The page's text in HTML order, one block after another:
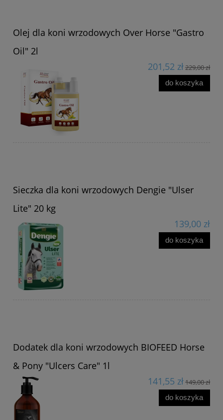
Olej dla koni wrzodowych Over Horse "Gastro
Oil" 2l
201,52 zł229,00 zł
do koszyka
Sieczka dla koni wrzodowych Dengie "Ulser
Lite" 20 kg
139,00 zł
do koszyka
Dodatek dla koni wrzodowych BIOFEED Horse
& Pony "Ulcers Care" 1l
141,55 zł149,00 zł
do koszyka